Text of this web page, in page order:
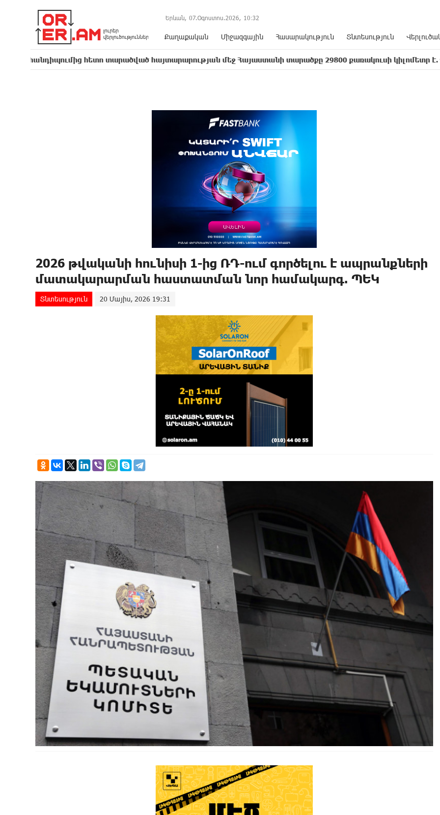
Երևան, 07.Օգոստոս.2026, 10:33
Քաղաքական Միջազգային Հասարակություն Տնտեսություն
հետո տարածված հայտարարության մեջ Հայաստանի տարածքը 29800 քառակուսի կիլոմետր է. Դավիթ
2026 թվականի հունիսի 1-ից ՌԴ-ում գործելու է ապրանքների
մատակարարման հաստատման նոր համակարգ. ՊԵԿ
Տնտեսություն 20 Մայիս, 2026 19:31